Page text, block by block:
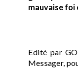
mauvaise foi
Edité par
Messager,